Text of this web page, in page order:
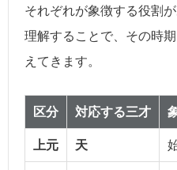
それぞれが象徴する役割
理解することで、その時
えてきます。
区分 対応する三才
上元 天